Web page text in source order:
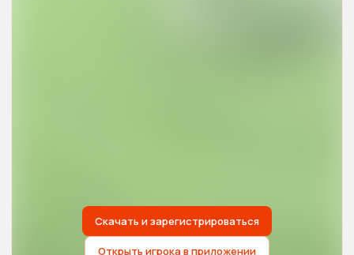
Скачать и зарегистрироваться
Открыть игрока в приложении